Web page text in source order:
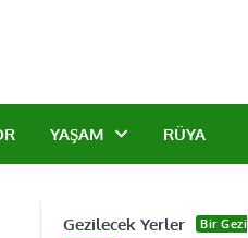
YAŞAM
Gezilecek Yerler
Bir Gezi
RÜYA